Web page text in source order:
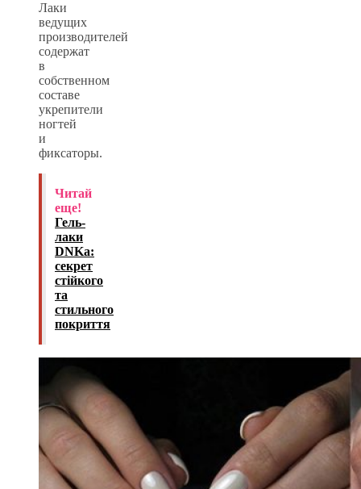
Лаки
ведущих
производителей
содержат
в
собственном
составе
укрепители
ногтей
и
фиксаторы.
Читай
еще!
Гель-
лаки
DNKa:
секрет
стійкого
та
стильного
покриття